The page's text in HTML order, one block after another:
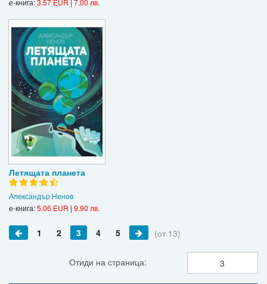
е-книга:3.57 EUR | 7.00 лв.
Летящата планета
Александър Ненов
е-книга:5.06 EUR | 9.90 лв.
1 2 3 4 5 (от 13)
Отиди на страница: